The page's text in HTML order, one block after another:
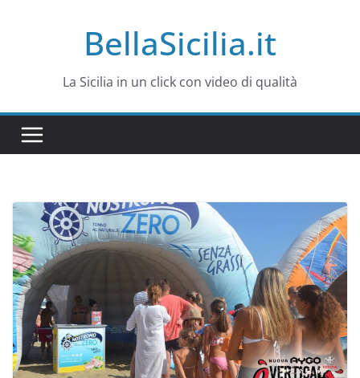
BellaSicilia.it
La Sicilia in un click con video di qualità